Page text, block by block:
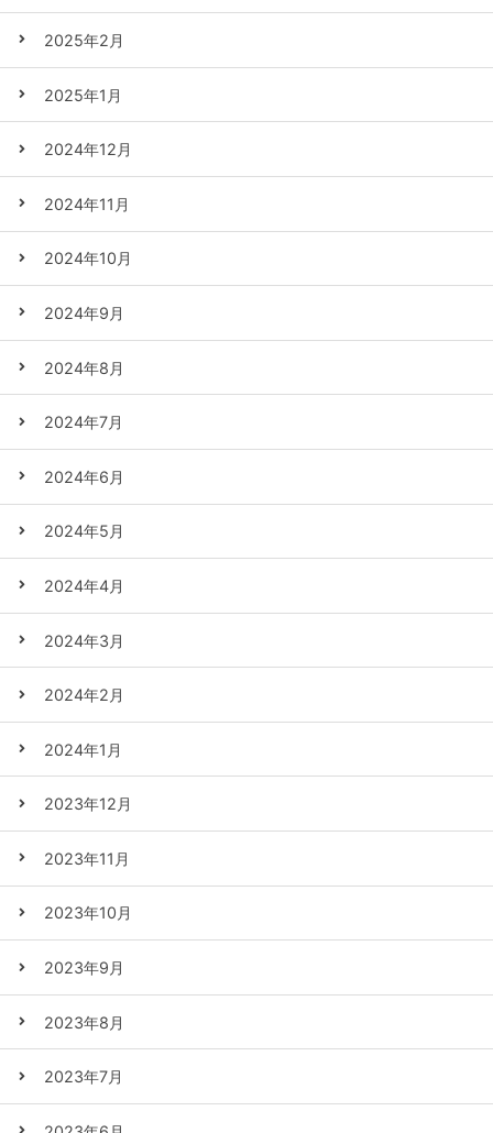
2025年2月
2025年1月
2024年12月
2024年11月
2024年10月
2024年9月
2024年8月
2024年7月
2024年6月
2024年5月
2024年4月
2024年3月
2024年2月
2024年1月
2023年12月
2023年11月
2023年10月
2023年9月
2023年8月
2023年7月